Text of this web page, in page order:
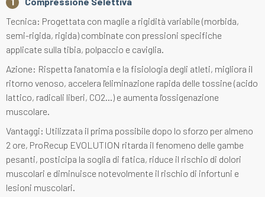
Tecnica: Progettata con maglie a rigidità variabile (morbida,
semi-rigida, rigida) combinate con pressioni specifiche
applicate sulla tibia, polpaccio e caviglia.
Azione: Rispetta l'anatomia e la fisiologia degli atleti, migliora il
ritorno venoso, accelera l'eliminazione rapida delle tossine (acido
lattico, radicali liberi, CO2...) e aumenta l'ossigenazione
muscolare.
Vantaggi: Utilizzata il prima possibile dopo lo sforzo per almeno
2 ore, ProRecup EVOLUTION ritarda il fenomeno delle gambe
pesanti, posticipa la soglia di fatica, riduce il rischio di dolori
muscolari e diminuisce notevolmente il rischio di infortuni e
lesioni muscolari.